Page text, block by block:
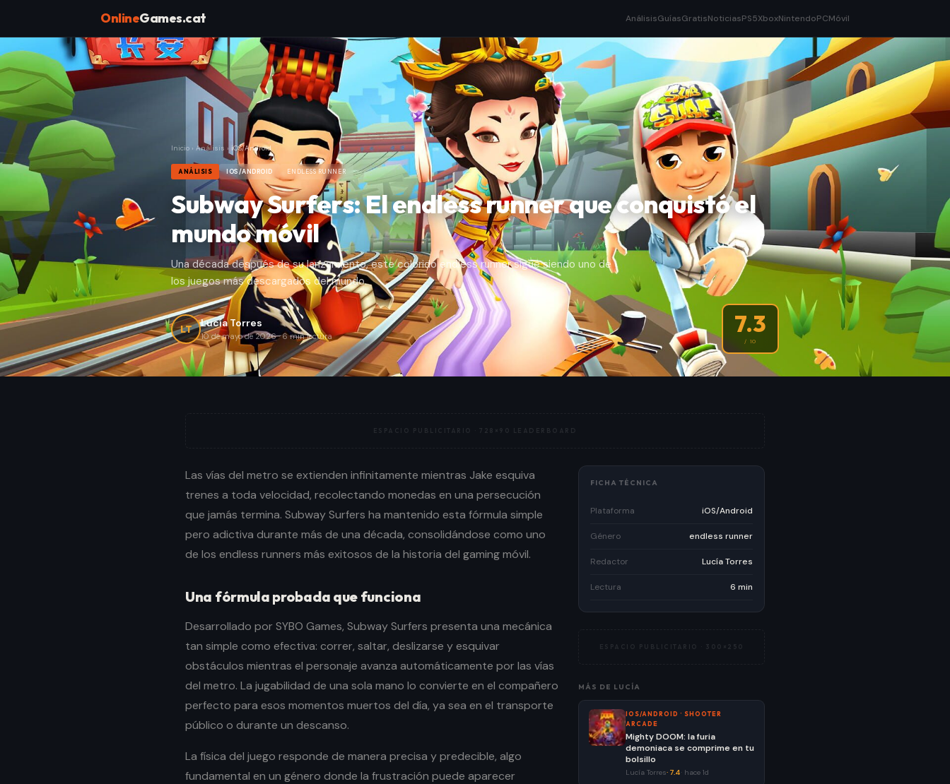
OnlineGames.cat AnálisisGuíasGratisNoticiasPS5XboxNintendoPCMóvil
Inicio › Análisis › iOS/Android
ANÁLISIS IOS/ANDROID ENDLESS RUNNER
Subway Surfers: El endless runner que conquistó el
mundo móvil
Una década después de su lanzamiento, este colorido endless runner sigue siendo uno de
los juegos más descargados del mundo.
LT Lucía Torres
10 de mayo de 2026·6min lectura 7.3
/ 10
ESPACIO PUBLICITARIO ·728×90 LEADERBOARD
Las vías del metro se extienden infinitamente mientras Jake esquiva
trenes a toda velocidad, recolectando monedas en una persecución
que jamás termina. Subway Surfers ha mantenido esta fórmula simple
pero adictiva durante más de una década, consolidándose como uno
de los endless runners más exitosos de la historia del gaming móvil.
Una fórmula probada que funciona
Desarrollado por SYBO Games, Subway Surfers presenta una mecánica
tan simple como efectiva: correr, saltar, deslizarse y esquivar
obstáculos mientras el personaje avanza automáticamente por las vías
del metro. La jugabilidad de una sola mano lo convierte en el compañero
perfecto para esos momentos muertos del día, ya sea en el transporte
público o durante un descanso.
La física del juego responde de manera precisa y predecible, algo
fundamental en un género donde la frustración puede aparecer
FICHA TÉCNICA
Plataforma iOS/Android
Género endless runner
Redactor Lucía Torres
Lectura 6 min
ESPACIO PUBLICITARIO · 300×250
MÁS DE LUCÍA
IOS/ANDROID · SHOOTER
ARCADE
Mighty DOOM: la furia
demoniaca se comprime en tu
bolsillo
Lucía Torres· 7.4 hace 1d